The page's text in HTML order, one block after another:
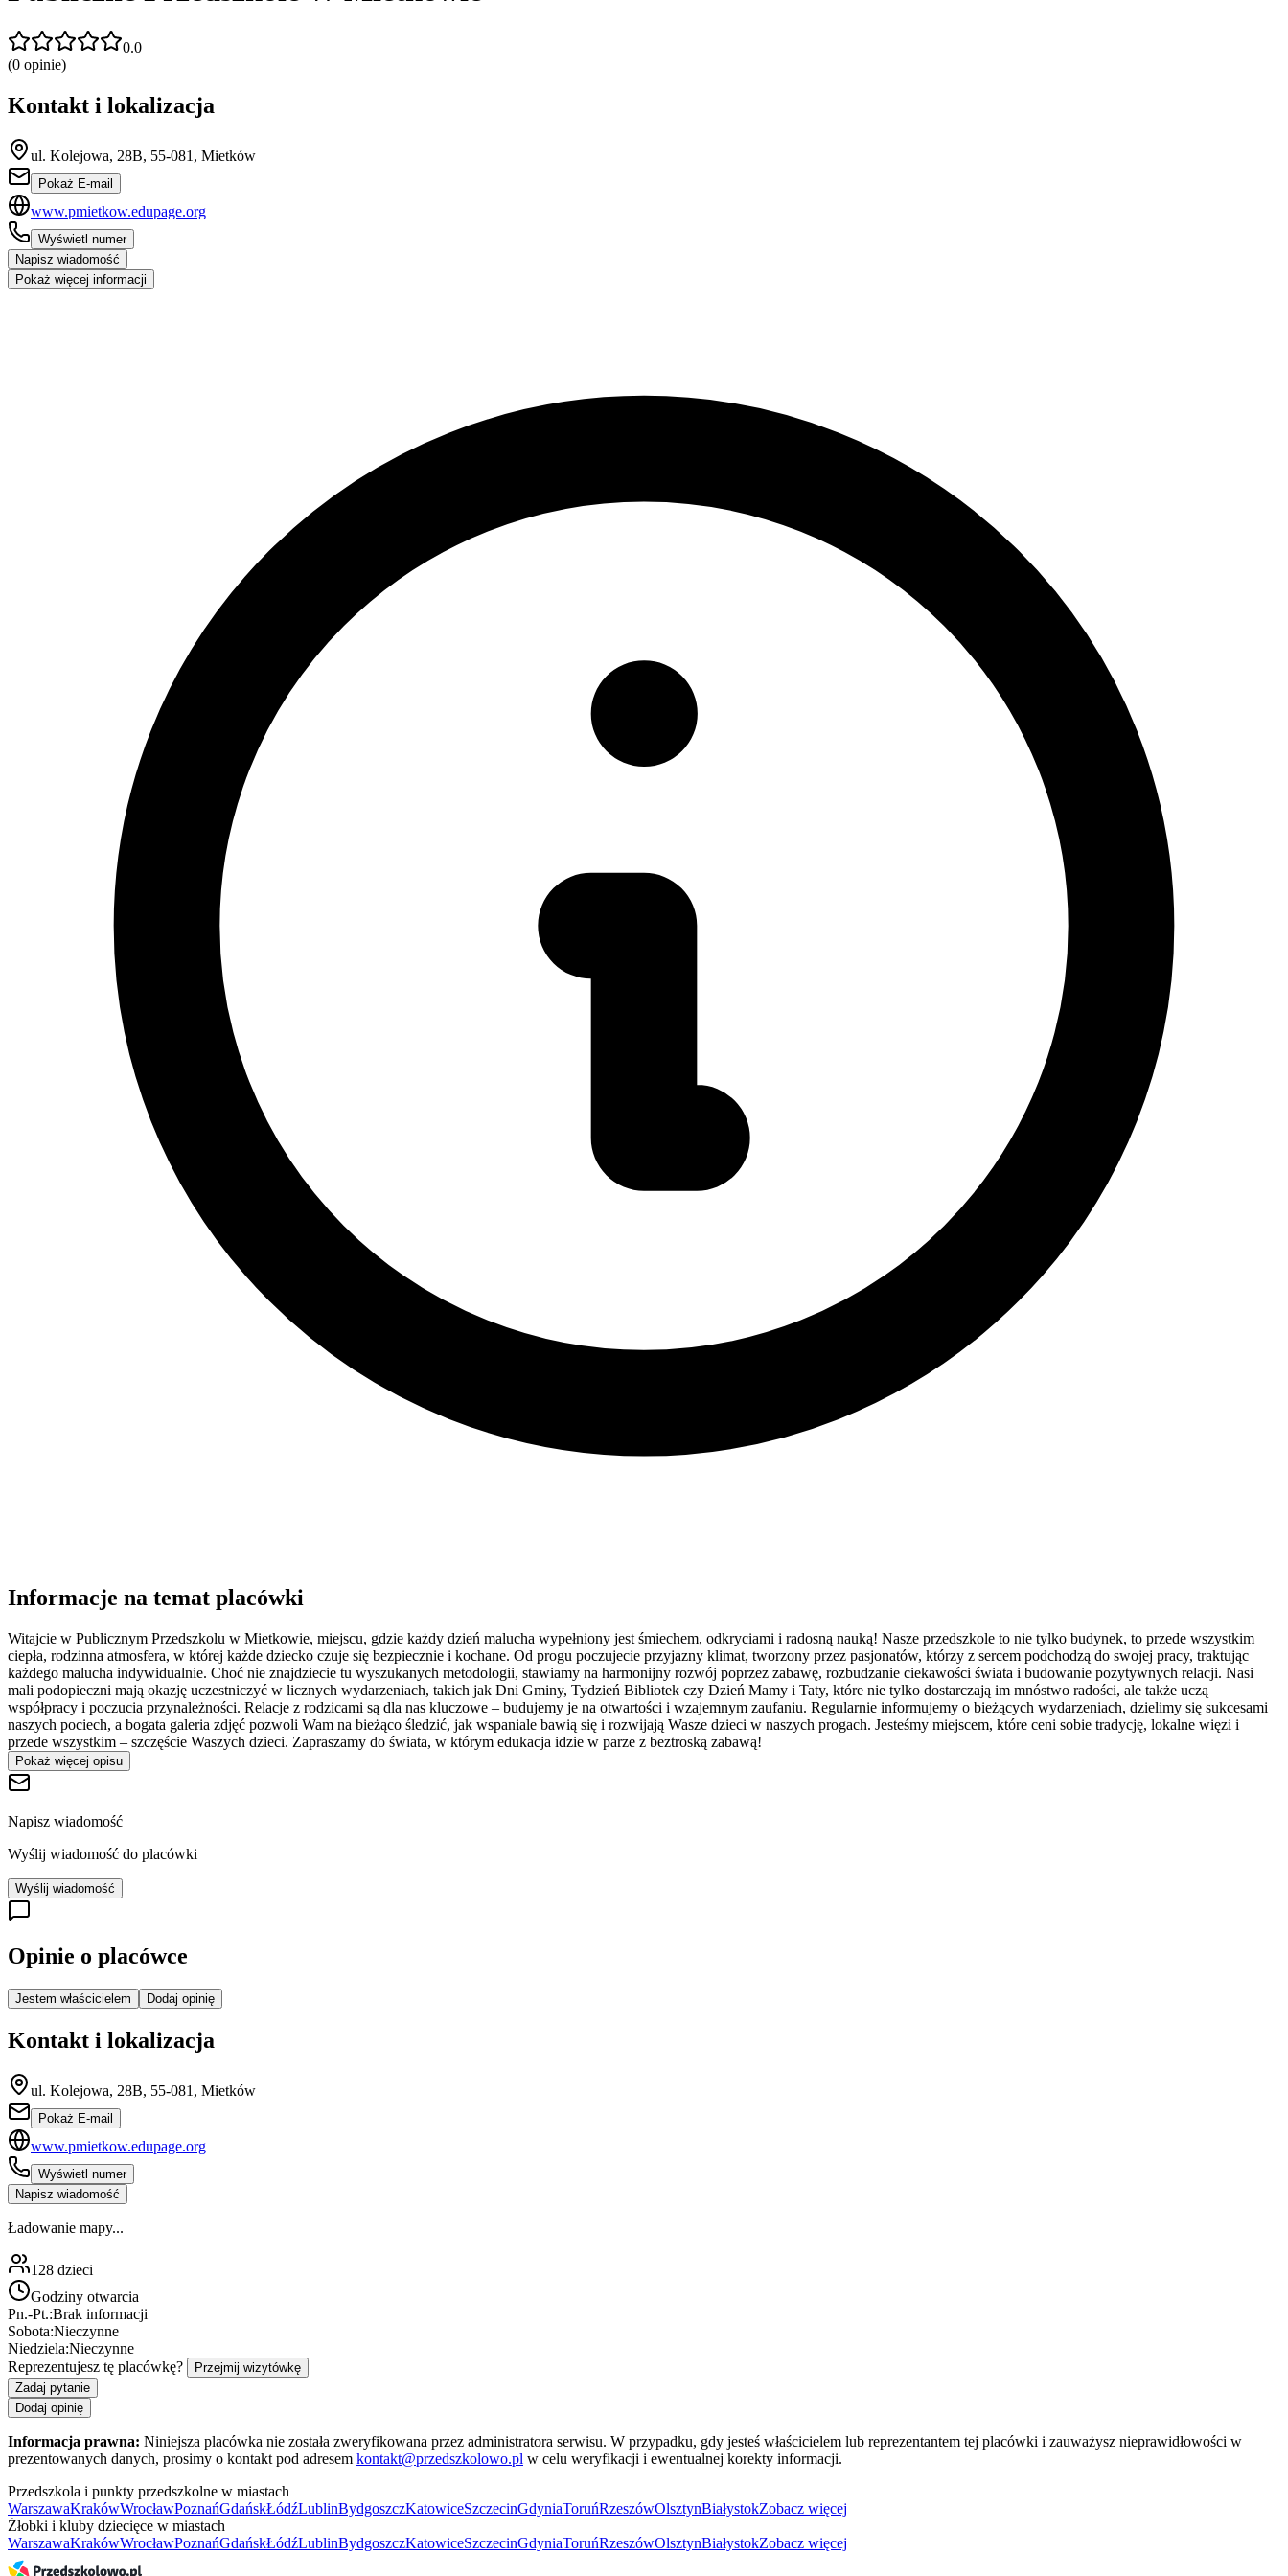
0.0
(0 opinie)
Kontakt i lokalizacja
ul. Kolejowa, 28B, 55-081, Mietków
Pokaż E-mail
www.pmietkow.edupage.org
Wyświetl numer
Napisz wiadomość
Pokaż więcej informacji
Informacje na temat placówki
Witajcie w Publicznym Przedszkolu w Mietkowie, miejscu, gdzie każdy dzień malucha wypełniony jest śmiechem, odkryciami i radosną nauką! Nasze przedszkole to nie tylko budynek, to przede wszystkim
ciepła, rodzinna atmosfera, w której każde dziecko czuje się bezpiecznie i kochane. Od progu poczujecie przyjazny klimat, tworzony przez pasjonatów, którzy z sercem podchodzą do swojej pracy, traktując
każdego malucha indywidualnie. Choć nie znajdziecie tu wyszukanych metodologii, stawiamy na harmonijny rozwój poprzez zabawę, rozbudzanie ciekawości świata i budowanie pozytywnych relacji. Nasi
mali podopieczni mają okazję uczestniczyć w licznych wydarzeniach, takich jak Dni Gminy, Tydzień Bibliotek czy Dzień Mamy i Taty, które nie tylko dostarczają im mnóstwo radości, ale także uczą
współpracy i poczucia przynależności. Relacje z rodzicami są dla nas kluczowe – budujemy je na otwartości i wzajemnym zaufaniu. Regularnie informujemy o bieżących wydarzeniach, dzielimy się sukcesami
naszych pociech, a bogata galeria zdjęć pozwoli Wam na bieżąco śledzić, jak wspaniale bawią się i rozwijają Wasze dzieci w naszych progach. Jesteśmy miejscem, które ceni sobie tradycję, lokalne więzi i
przede wszystkim – szczęście Waszych dzieci. Zapraszamy do świata, w którym edukacja idzie w parze z beztroską zabawą!
Pokaż więcej opisu
Napisz wiadomość
Wyślij wiadomość do placówki
Wyślij wiadomość
Opinie o placówce
Jestem właścicielem Dodaj opinię
Kontakt i lokalizacja
ul. Kolejowa, 28B, 55-081, Mietków
Pokaż E-mail
www.pmietkow.edupage.org
Wyświetl numer
Napisz wiadomość
Ładowanie mapy...
128 dzieci
Godziny otwarcia
Pn.-Pt.:Brak informacji
Sobota:Nieczynne
Niedziela:Nieczynne
Reprezentujesz tę placówkę?
Przejmij wizytówkę
Zadaj pytanie
Dodaj opinię
Informacja prawna: Niniejsza placówka nie została zweryfikowana przez administratora serwisu. W przypadku, gdy jesteś właścicielem lub reprezentantem tej placówki i zauważysz nieprawidłowości w
prezentowanych danych, prosimy o kontakt pod adresem kontakt@przedszkolowo.pl w celu weryfikacji i ewentualnej korekty informacji.
Przedszkola i punkty przedszkolne w miastach
WarszawaKrakówWrocławPoznańGdańskŁódźLublinBydgoszczKatowiceSzczecinGdyniaToruńRzeszówOlsztynBiałystokZobacz więcej
Żłobki i kluby dziecięce w miastach
WarszawaKrakówWrocławPoznańGdańskŁódźLublinBydgoszczKatowiceSzczecinGdyniaToruńRzeszówOlsztynBiałystokZobacz więcej